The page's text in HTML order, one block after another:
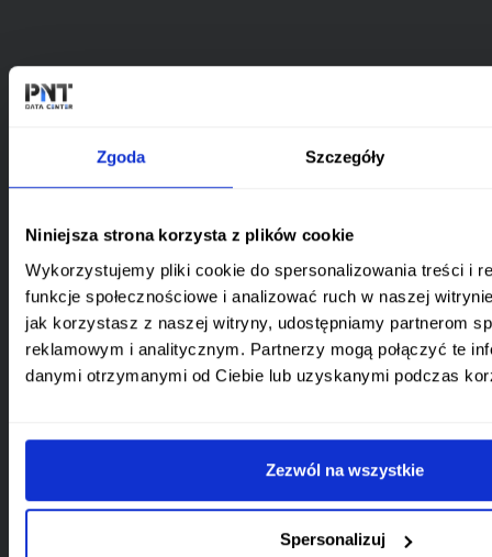
Zgoda Szczegóły
Niniejsza strona korzysta z plików cookie
Wykorzystujemy pliki cookie do spersonalizowania treści i
funkcje społecznościowe i analizować ruch w naszej
jak korzystasz z naszej witryny, udostępniamy partnerom
reklamowym i analitycznym. Partnerzy mogą połączyć te
danymi otrzymanymi od Ciebie lub uzyskanymi podczas
Zezwól na wszystkie
Spersonalizuj